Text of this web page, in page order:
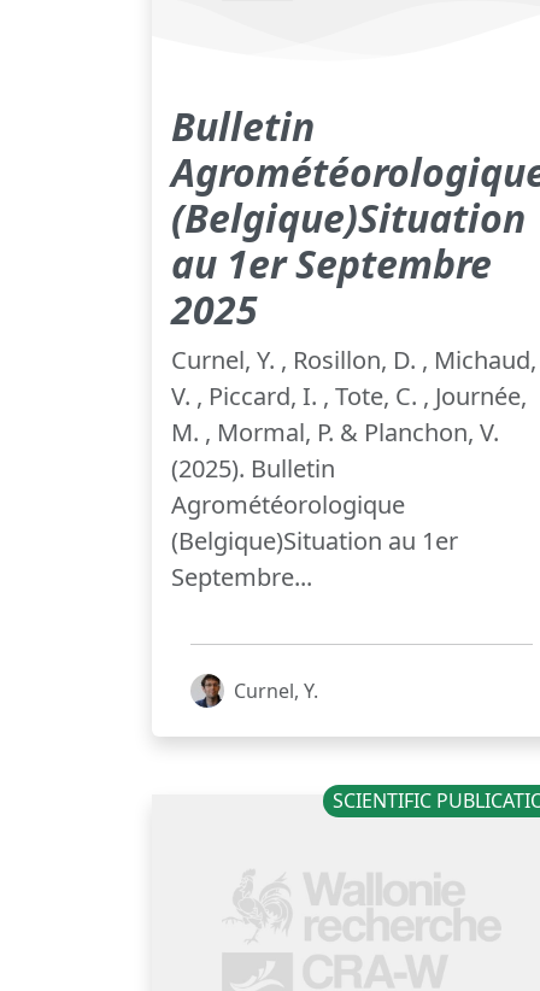
Bulletin
(Belgique)Situation
au 1er Septembre
2025
Curnel, Y. , Rosillon, D. , Michaud,
V. , Piccard, I. , Tote, C. , Journée,
M. , Mormal, P. & Planchon, V.
(2025). Bulletin
Agrométéorologique
(Belgique)Situation au 1er
Septembre...
Curnel, Y.
SCIENTIFIC